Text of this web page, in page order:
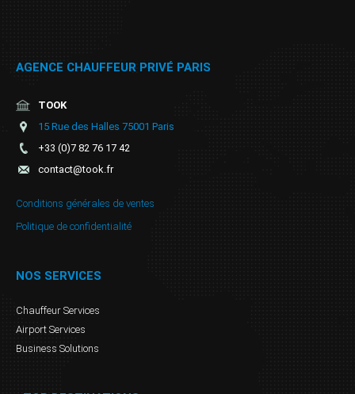
AGENCE CHAUFFEUR PRIVÉ PARIS
TOOK
15 Rue des Halles 75001 Paris
+33 (0)7 82 76 17 42
contact@took.fr
Conditions générales de ventes
Politique de confidentialité
NOS SERVICES
Chauffeur Services
Airport Services
Business Solutions